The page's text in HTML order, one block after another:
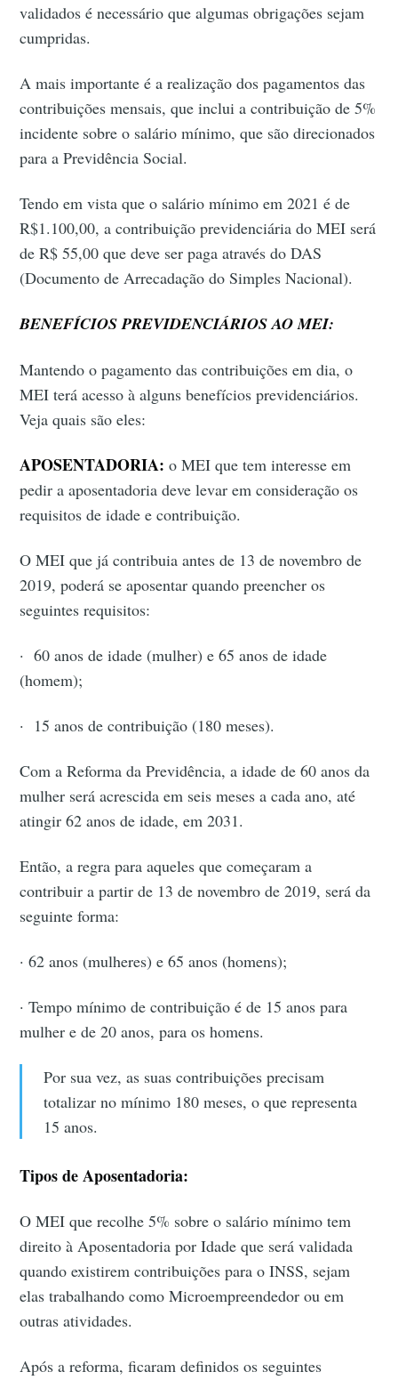
validados é necessário que algumas obrigações sejam
cumpridas.
A mais importante é a realização dos pagamentos das
contribuições mensais, que inclui a contribuição de 5%
incidente sobre o salário mínimo, que são direcionados
para a Previdência Social.
Tendo em vista que o salário mínimo em 2021 é de
R$1.100,00, a contribuição previdenciária do MEI será
de R$ 55,00 que deve ser paga através do DAS
(Documento de Arrecadação do Simples Nacional).
BENEFÍCIOS PREVIDENCIÁRIOS AO MEI:
Mantendo o pagamento das contribuições em dia, o
MEI terá acesso à alguns benefícios previdenciários.
Veja quais são eles:
APOSENTADORIA:o MEI que tem interesse em
pedir a aposentadoria deve levar em consideração os
requisitos de idade e contribuição.
O MEI que já contribuia antes de 13 de novembro de
2019, poderá se aposentar quando preencher os
seguintes requisitos:
· 60 anos de idade (mulher) e 65 anos de idade
(homem);
· 15 anos de contribuição (180 meses).
Com a Reforma da Previdência, a idade de 60 anos da
mulher será acrescida em seis meses a cada ano, até
atingir 62 anos de idade, em 2031.
Então, a regra para aqueles que começaram a
contribuir a partir de 13 de novembro de 2019, será da
seguinte forma:
· 62 anos (mulheres) e 65 anos (homens);
· Tempo mínimo de contribuição é de 15 anos para
mulher e de 20 anos, para os homens.
Por sua vez, as suas contribuições precisam
totalizar no mínimo 180 meses, o que representa
15 anos.
Tipos de Aposentadoria:
O MEI que recolhe 5% sobre o salário mínimo tem
direito à Aposentadoria por Idade que será validada
quando existirem contribuições para o INSS, sejam
elas trabalhando como Microempreendedor ou em
outras atividades.
Após a reforma, ficaram definidos os seguintes